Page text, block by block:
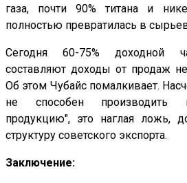
газа, почти 90% титана и
полностью превратилась в
Сегодня 60-75% доходной
составляют доходы от продаж
Об этом Чубайс помалкивает.
не способен производить
продукцию", это наглая ложь,
структуру советского экспорта.
Заключение: